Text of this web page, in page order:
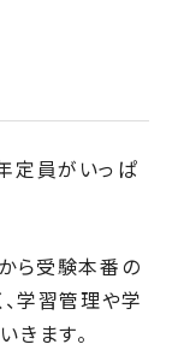
定員がいっぱ
ら受験本番の
学習管理や学
ます。